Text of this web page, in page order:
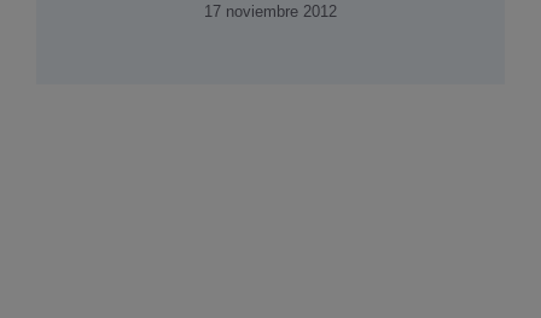
17 noviembre 2012